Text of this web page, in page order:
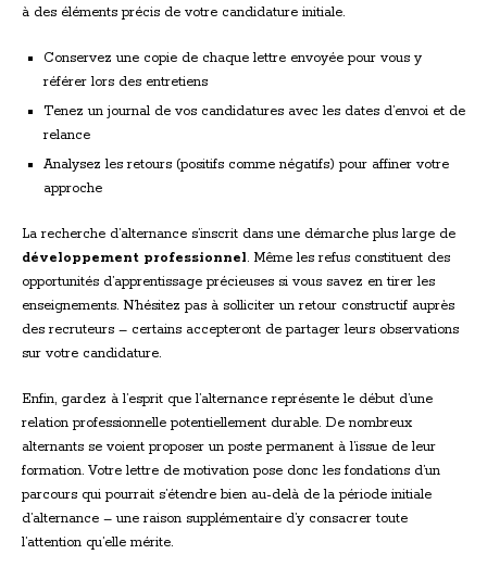
à des éléments précis de votre candidature initiale.
Conservez une copie de chaque lettre envoyée pour vous y
référer lors des entretiens
Tenez un journal de vos candidatures avec les dates d’envoi et de
relance
Analysez les retours (positifs comme négatifs) pour affiner votre
approche
La recherche d’alternance s’inscrit dans une démarche plus large de
développement professionnel. Même les refus constituent des
opportunités d’apprentissage précieuses si vous savez en tirer les
enseignements. N’hésitez pas à solliciter un retour constructif auprès
des recruteurs – certains accepteront de partager leurs observations
sur votre candidature.
Enfin, gardez à l’esprit que l’alternance représente le début d’une
relation professionnelle potentiellement durable. De nombreux
alternants se voient proposer un poste permanent à l’issue de leur
formation. Votre lettre de motivation pose donc les fondations d’un
parcours qui pourrait s’étendre bien au-delà de la période initiale
d’alternance – une raison supplémentaire d’y consacrer toute
l’attention qu’elle mérite.